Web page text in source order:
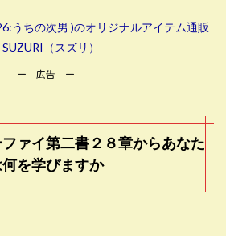
うちの次男 )のオリジナルアイテム通販
（スズリ）
ー 広告 ー
ァイ第二書２８章からあなた
何を学びますか